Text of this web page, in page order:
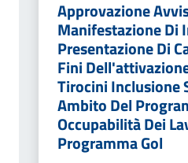
Approvazione
Manifestazione Di
Presentazione Di
Fini
Tirocini Inclusione
Ambito Del
Occupabilità Dei
Programma Gol